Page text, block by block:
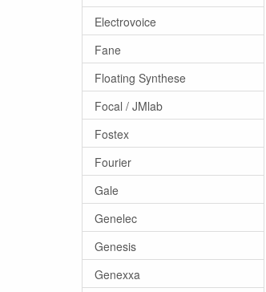
Electrovoice
Fane
Floating Synthese
Focal / JMlab
Fostex
Fourier
Gale
Genelec
Genesis
Genexxa